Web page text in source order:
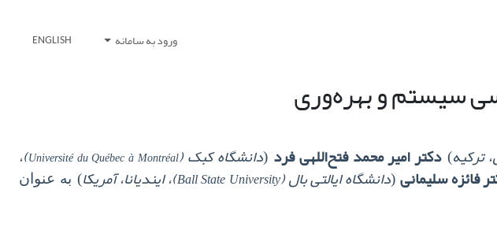
ورود به سامانه ENGLISH
سیستم و بهره‌وری
ترکیه)دکتر امیر محمد فتح‌اللهی فرد (دانشگاه کبک (Université du Québec à Montréal)،
فائزه سلیمانی(دانشگاه ایالتی بال (Ball State University)، ایندیانا، آمریکا) به عنوان